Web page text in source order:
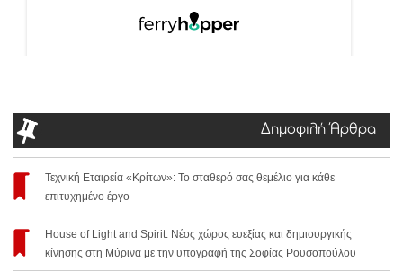
Δημοφιλή Άρθρα
Τεχνική Εταιρεία «Κρίτων»: Το σταθερό σας θεμέλιο για κάθε
επιτυχημένο έργο
House of Light and Spirit: Νέος χώρος ευεξίας και δημιουργικής
κίνησης στη Μύρινα με την υπογραφή της Σοφίας Ρουσοπούλου